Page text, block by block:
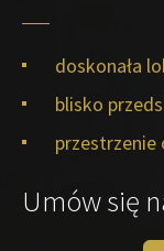
doskonała
blisko
przestrzenie
Umów się